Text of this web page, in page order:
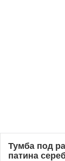
Тумба под
патина